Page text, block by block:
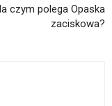
czym polega Opaska
zaciskowa?